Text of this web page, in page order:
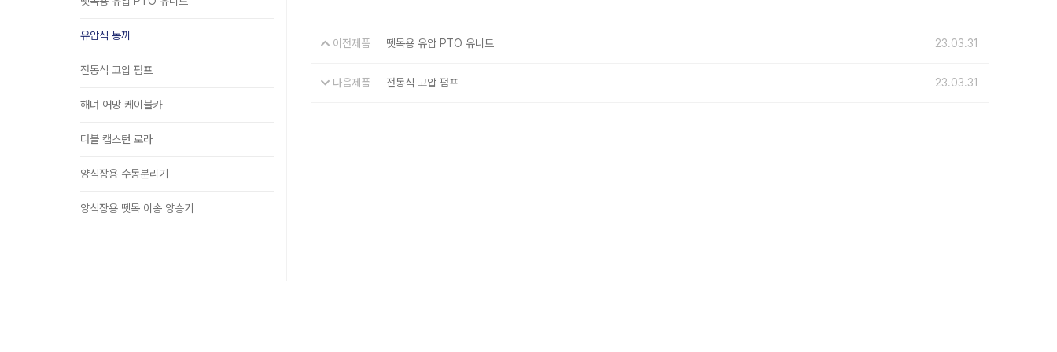
유압식 동끼
전동식 고압 펌프
해녀 어망 케이블카
더블 캡스턴 로라
양식장용 수동분리기
양식장용 뗏목 이송 양승기
이전제품 뗏목용 유압 PTO 유니트 23.03.31
다음제품 전동식 고압 펌프 23.03.31